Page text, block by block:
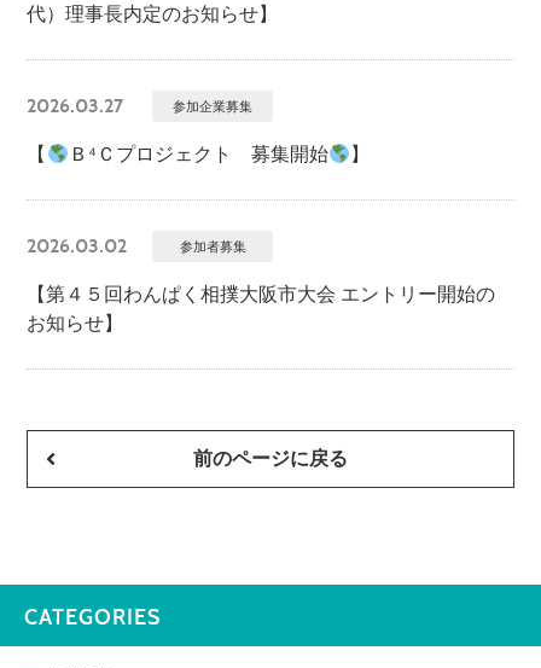
代）理事長内定のお知らせ】
2026.03.27 参加企業募集
【 Ｂ⁴Ｃプロジェクト 募集開始 】
2026.03.02 参加者募集
【第４５回わんぱく相撲大阪市大会 エントリー開始の
お知らせ】
前のページに戻る
CATEGORIES